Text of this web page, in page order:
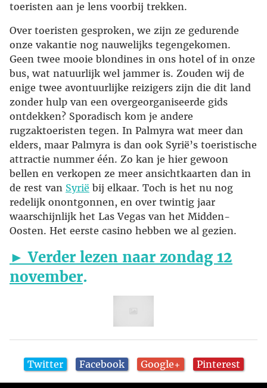
toeristen aan je lens voorbij trekken.
Over toeristen gesproken, we zijn ze gedurende
onze vakantie nog nauwelijks tegengekomen.
Geen twee mooie blondines in ons hotel of in onze
bus, wat natuurlijk wel jammer is. Zouden wij de
enige twee avontuurlijke reizigers zijn die dit land
zonder hulp van een overgeorganiseerde gids
ontdekken? Sporadisch kom je andere
rugzaktoeristen tegen. In Palmyra wat meer dan
elders, maar Palmyra is dan ook Syrië’s toeristische
attractie nummer één. Zo kan je hier gewoon
bellen en verkopen ze meer ansichtkaarten dan in
de rest van Syrië bij elkaar. Toch is het nu nog
redelijk onontgonnen, en over twintig jaar
waarschijnlijk het Las Vegas van het Midden-
Oosten. Het eerste casino hebben we al gezien.
► Verder lezen naar zondag 12
november.
Twitter Facebook Google+ Pinterest